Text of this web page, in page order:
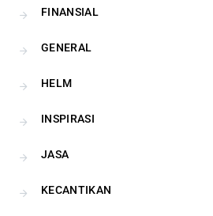
FINANSIAL
GENERAL
HELM
INSPIRASI
JASA
KECANTIKAN